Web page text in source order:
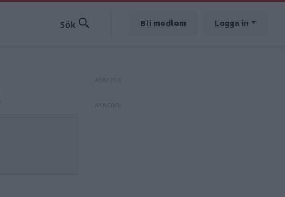
Bli medlem Logga in